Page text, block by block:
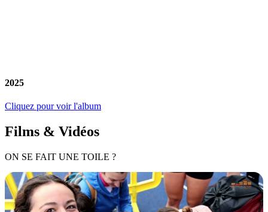
2025
Cliquez pour voir l'album
Films & Vidéos
ON SE FAIT UNE TOILE ?